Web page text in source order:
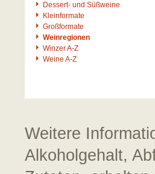
Dessert- und Süßweine
Kleinformate
Großformate
Weinregionen
Winzer A-Z
Weine A-Z
Weitere
Alkoholgehalt,